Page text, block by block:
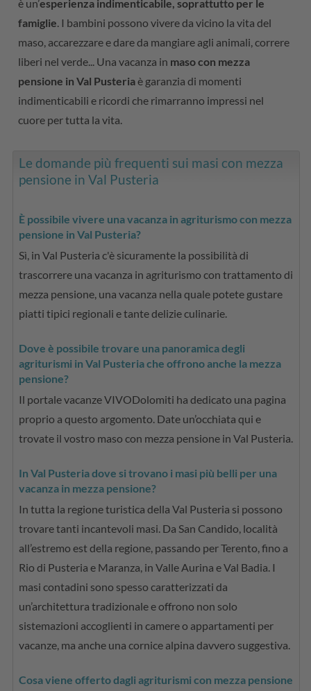
è un’esperienza indimenticabile, soprattutto per le
famiglie . I bambini possono vivere da vicino la vita del
maso, accarezzare e dare da mangiare agli animali, correre
liberi nel verde... Una vacanza in maso con mezza
pensione in Val Pusteriaè garanzia di momenti
indimenticabili e ricordi che rimarranno impressi nel
cuore per tutta la vita.
Le domande più frequenti sui masi con mezza
pensione in Val Pusteria
È possibile vivere una vacanza in agriturismo con mezza
pensione in Val Pusteria?
Sì, in Val Pusteria c'è sicuramente la possibilità di
trascorrere una vacanza in agriturismo con trattamento di
mezza pensione, una vacanza nella quale potete gustare
piatti tipici regionali e tante delizie culinarie.
Dove è possibile trovare una panoramica degli
agriturismi in Val Pusteria che offrono anche la mezza
pensione?
Il portale vacanze VIVODolomiti ha dedicato una pagina
proprio a questo argomento. Date un’occhiata qui e
trovate il vostro maso con mezza pensione in Val Pusteria.
In Val Pusteria dove si trovano i masi più belli per una
vacanza in mezza pensione?
In tutta la regione turistica della Val Pusteria si possono
trovare tanti incantevoli masi. Da San Candido, località
all’estremo est della regione, passando per Terento, fino a
Rio di Pusteria e Maranza, in Valle Aurina e Val Badia. I
masi contadini sono spesso caratterizzati da
un’architettura tradizionale e offrono non solo
sistemazioni accoglienti in camere o appartamenti per
vacanze, ma anche una cornice alpina davvero suggestiva.
Cosa viene offerto dagli agriturismi con mezza pensione